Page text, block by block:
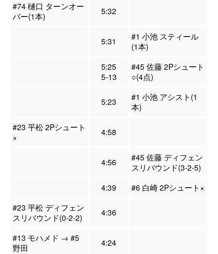
#74 樋口 ターンオー
バー(1本)
5:32
5:31
#1 小池 スティール
(1本)
5:25
5-13
#45 佐藤 2Pシュート
○(4点)
5:23
#1 小池 アシスト(1
本)
#23 平松 2Pシュート
×
4:58
4:56
#45 佐藤 ディフェン
スリバウンド(3-2-5)
4:39
#6 白崎 2Pシュート×
#23 平松 ディフェン
スリバウンド(0-2-2)
4:36
#13 モハメド → #5
野田
4:24